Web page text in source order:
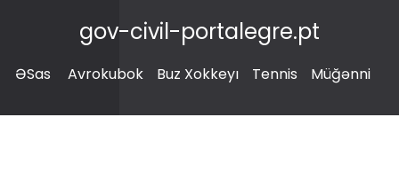
gov-civil-portalegre.pt
ƏSas Avrokubok Buz Xokkeyı Tennis Müğənni